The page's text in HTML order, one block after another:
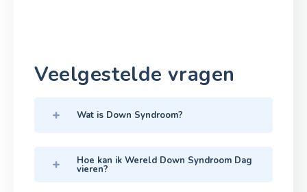
Veelgestelde vragen
Wat is Down Syndroom?
Hoe kan ik Wereld Down Syndroom Dag
vieren?